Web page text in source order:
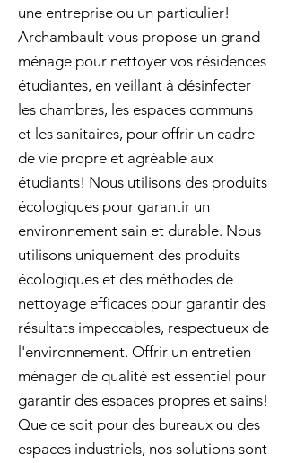
une entreprise ou un particulier!
Archambault vous propose un grand
ménage pour nettoyer vos résidences
étudiantes, en veillant à désinfecter
les chambres, les espaces communs
et les sanitaires, pour offrir un cadre
de vie propre et agréable aux
étudiants! Nous utilisons des produits
écologiques pour garantir un
environnement sain et durable. Nous
utilisons uniquement des produits
écologiques et des méthodes de
nettoyage efficaces pour garantir des
résultats impeccables, respectueux de
l'environnement. Offrir un entretien
ménager de qualité est essentiel pour
garantir des espaces propres et sains!
Que ce soit pour des bureaux ou des
espaces industriels, nos solutions sont